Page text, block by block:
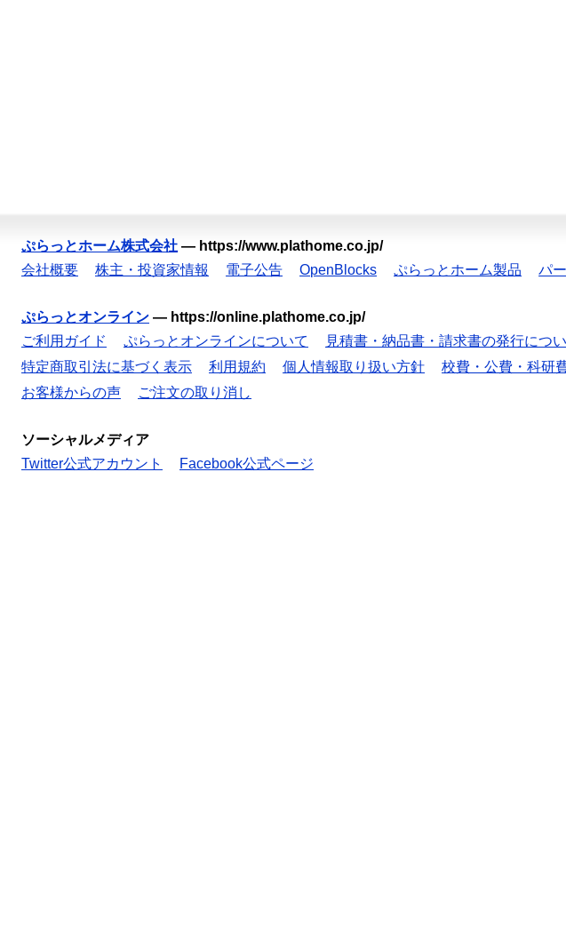
ぷらっとホーム株式会社 — https://www.plathome.co.jp/
会社概要
株主・投資家情報 電子公告 OpenBlocks ぷらっとホーム製品 パ
ぷらっとオンライン — https://online.plathome.co.jp/
ご利用ガイド
ぷらっとオンラインについて 見積書・納品書・請求書の発行につ
特定商取引法に基づく表示
利用規約 個人情報取り扱い方針 校費・公費・科研
お客様からの声
ご注文の取り消し
ソーシャルメディア
Twitter公式アカウント
Facebook公式ページ